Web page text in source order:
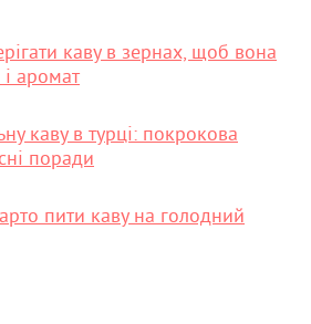
каву в зернах, щоб вона
аромат
каву в турці: покрокова
поради
пити каву на голодний